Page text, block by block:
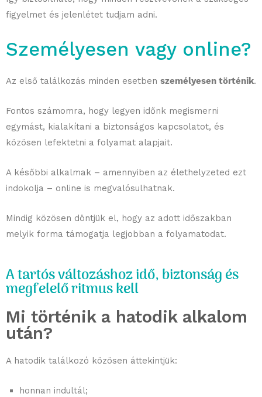
figyelmet és jelenlétet tudjam adni.
Személyesen vagy online?
Az első találkozás minden esetben személyesen történik.
Fontos számomra, hogy legyen időnk megismerni
egymást, kialakítani a biztonságos kapcsolatot, és
közösen lefektetni a folyamat alapjait.
A későbbi alkalmak – amennyiben az élethelyzeted ezt
indokolja – online is megvalósulhatnak.
Mindig közösen döntjük el, hogy az adott időszakban
melyik forma támogatja legjobban a folyamatodat.
A tartós változáshoz idő, biztonság és
megfelelő ritmus kell
Mi történik a hatodik alkalom
után?
A hatodik találkozó közösen áttekintjük:
honnan indultál;